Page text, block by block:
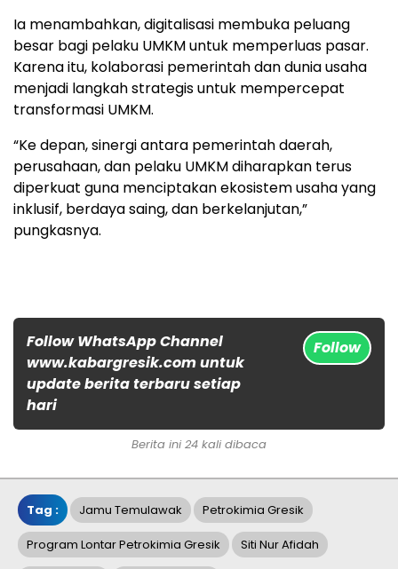
Ia menambahkan, digitalisasi membuka peluang
besar bagi pelaku UMKM untuk memperluas pasar.
Karena itu, kolaborasi pemerintah dan dunia usaha
menjadi langkah strategis untuk mempercepat
transformasi UMKM.
“Ke depan, sinergi antara pemerintah daerah,
perusahaan, dan pelaku UMKM diharapkan terus
diperkuat guna menciptakan ekosistem usaha yang
inklusif, berdaya saing, dan berkelanjutan,”
pungkasnya.
Follow WhatsApp Channel
www.kabargresik.com untuk
update berita terbaru setiap
hari
Follow
Berita ini 24 kali dibaca
Tag : Jamu Temulawak Petrokimia Gresik
Program Lontar Petrokimia Gresik Siti Nur Afidah